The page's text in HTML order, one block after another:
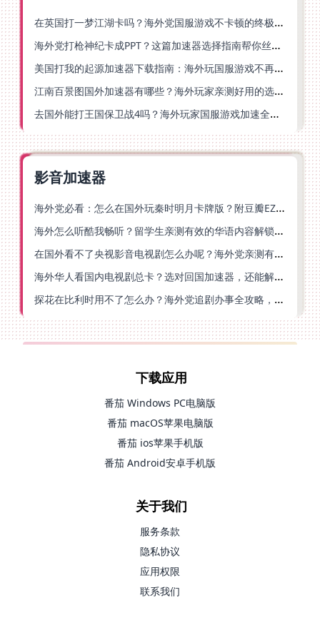
在英国打一梦江湖卡吗？海外党国服游戏不卡顿的终极解法
海外党打枪神纪卡成PPT？这篇加速器选择指南帮你丝滑上分
美国打我的起源加速器下载指南：海外玩国服游戏不再卡的终极方案
江南百景图国外加速器有哪些？海外玩家亲测好用的选择与避坑指南
去国外能打王国保卫战4吗？海外玩家国服游戏加速全攻略（附公主连结幻想江湖实测）
影音加速器
海外党必看：怎么在国外玩秦时明月卡牌版？附豆瓣EZCast地区限制破解法
海外怎么听酷我畅听？留学生亲测有效的华语内容解锁指南
在国外看不了央视影音电视剧怎么办呢？海外党亲测有效的回国加速方案
海外华人看国内电视剧总卡？选对回国加速器，还能解决菲律宾打不开反诈中心的问题
探花在比利时用不了怎么办？海外党追剧办事全攻略，选对加速器就够了
下载应用
番茄 Windows PC电脑版
番茄 macOS苹果电脑版
番茄 ios苹果手机版
番茄 Android安卓手机版
关于我们
服务条款
隐私协议
应用权限
联系我们